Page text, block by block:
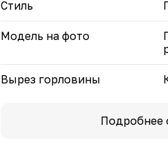
Стиль
Модель на фото
Вырез горловины
Подробнее